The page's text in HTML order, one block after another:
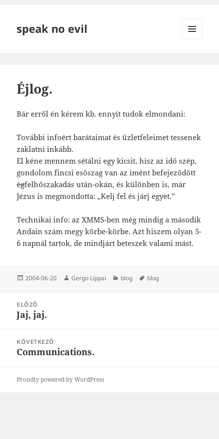
speak no evil
Éjlog.
Bár erről én kérem kb. ennyit tudok elmondani:
További infoért barátaimat és üzletfeleimet tessenek
zaklatni inkább.
El kéne mennem sétálni egy kicsit, hisz az idő szép,
gondolom fincsi esőszag van az imént befejeződött
égfelhőszakadás után-okán, és különben is, már
Jézus is megmondotta: „Kelj fel és járj egyet.”
Technikai info: az XMMS-ben még mindig a második
Andain szám megy körbe-körbe. Azt hiszem olyan 5-
6 napnál tartok, de mindjárt beteszek valami mást.
Közzétéve
2004-06-20 Szerző
Gergo Lippai Kategória
blog Címke
blog
navigáció
ELŐZŐ
Korábbi
Jaj, jaj.
KÖVETKEZŐ
Következő
Communications.
Proudly powered by WordPress